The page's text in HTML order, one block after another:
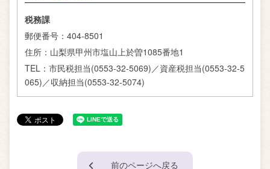
税務課
郵便番号： 404-8501
住所： 山梨県甲州市塩山上於曽1085番地1
TEL： 市民税担当(0553-32-5069)／資産税担当(0553-32-5
065)／収納担当(0553-32-5074)
前のページへ戻る